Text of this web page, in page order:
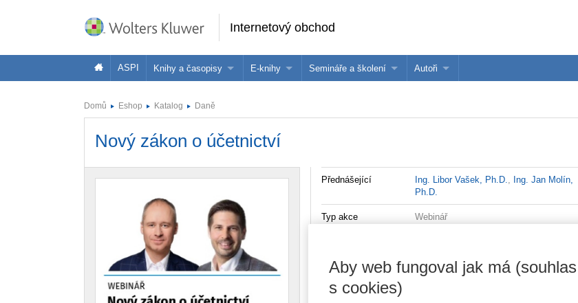
Internetový obchod
ASPI Knihy a časopisy
Knihy
Časopisy
E-knihy
Koupit e-knihu
Půjčit si e-knihu
Semináře a školení
Školení ASPI, Libra a Praetor
Autoři
PublishOne
Domů Eshop Katalog Daně
Nový zákon o účetnictví
Přednášející Ing. Libor Vašek, Ph.D., Ing. Jan Molín,
Ph.D.
Typ akce Webinář
Datum 21.10.2024
Místo konání
Aby web fungoval jak má (souhlas
s cookies)